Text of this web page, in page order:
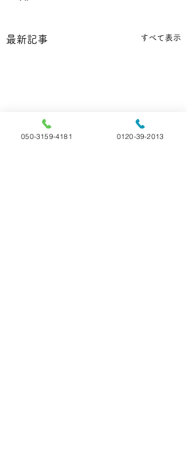
最新記事 すべて表示
050-3159-4181 0120-39-2013